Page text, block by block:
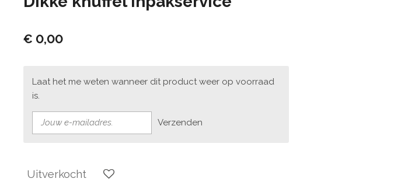
€ 0,00
Laat het me weten wanneer dit product weer op voorraad
is.
Verzenden
Uitverkocht